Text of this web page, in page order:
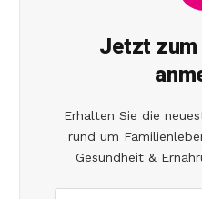
Jetzt
Erhalten Sie die
rund um
Gesundheit &